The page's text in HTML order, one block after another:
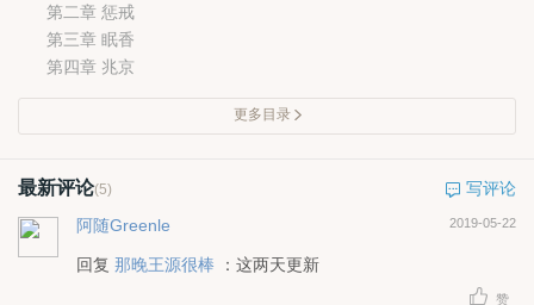
第二章 惩戒
第三章 眠香
第四章 兆京
更多目录
最新评论(5)
写评论
阿随Greenle
2019-05-22
回复 那晚王源很棒 ：这两天更新
赞